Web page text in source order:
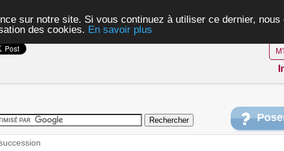
sur notre site. Si vous continuez à utiliser ce dernier, nous
des cookies. En savoir plus